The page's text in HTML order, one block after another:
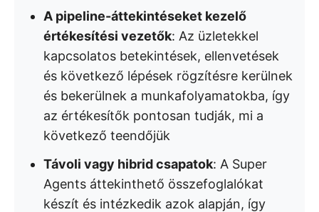
A pipeline-áttekintéseket kezelő
értékesítési vezetők: Az üzletekkel
kapcsolatos betekintések, ellenvetések
és következő lépések rögzítésre kerülnek
és bekerülnek a munkafolyamatokba, így
az értékesítők pontosan tudják, mi a
következő teendőjük
Távoli vagy hibrid csapatok: A Super
Agents áttekinthető összefoglalókat
készít és intézkedik azok alapján, így